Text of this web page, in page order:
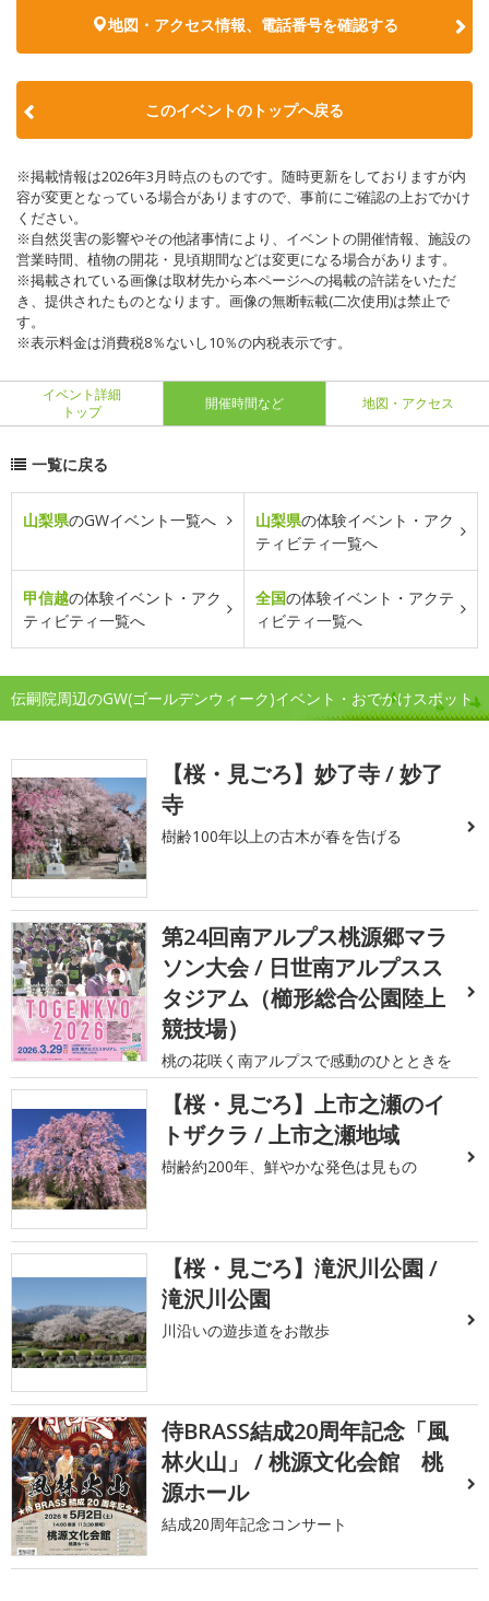
地図・アクセス情報、電話番号を確認する
このイベントのトップへ戻る
※掲載情報は2026年3月時点のものです。随時更新をしておりますが内
容が変更となっている場合がありますので、事前にご確認の上おでかけ
ください。
※自然災害の影響やその他諸事情により、イベントの開催情報、施設の
営業時間、植物の開花・見頃期間などは変更になる場合があります。
※掲載されている画像は取材先から本ページへの掲載の許諾をいただ
き、提供されたものとなります。画像の無断転載(二次使用)は禁止で
す。
※表示料金は消費税8％ないし10％の内税表示です。
イベント詳細
トップ
開催時間など 地図・アクセス
一覧に戻る
山梨県のGWイベント一覧へ 山梨県の体験イベント・アク
ティビティ一覧へ
甲信越の体験イベント・アク
ティビティ一覧へ
全国の体験イベント・アクテ
ィビティ一覧へ
伝嗣院周辺のGW(ゴールデンウィーク)イベント・おでかけスポット
【桜・見ごろ】妙了寺 / 妙了
寺
樹齢100年以上の古木が春を告げる
第24回南アルプス桃源郷マラ
ソン大会 / 日世南アルプスス
タジアム（櫛形総合公園陸上
競技場）
桃の花咲く南アルプスで感動のひとときを
【桜・見ごろ】上市之瀬のイ
トザクラ / 上市之瀬地域
樹齢約200年、鮮やかな発色は見もの
【桜・見ごろ】滝沢川公園 /
滝沢川公園
川沿いの遊歩道をお散歩
侍BRASS結成20周年記念「風
林火山」 / 桃源文化会館 桃
源ホール
結成20周年記念コンサート